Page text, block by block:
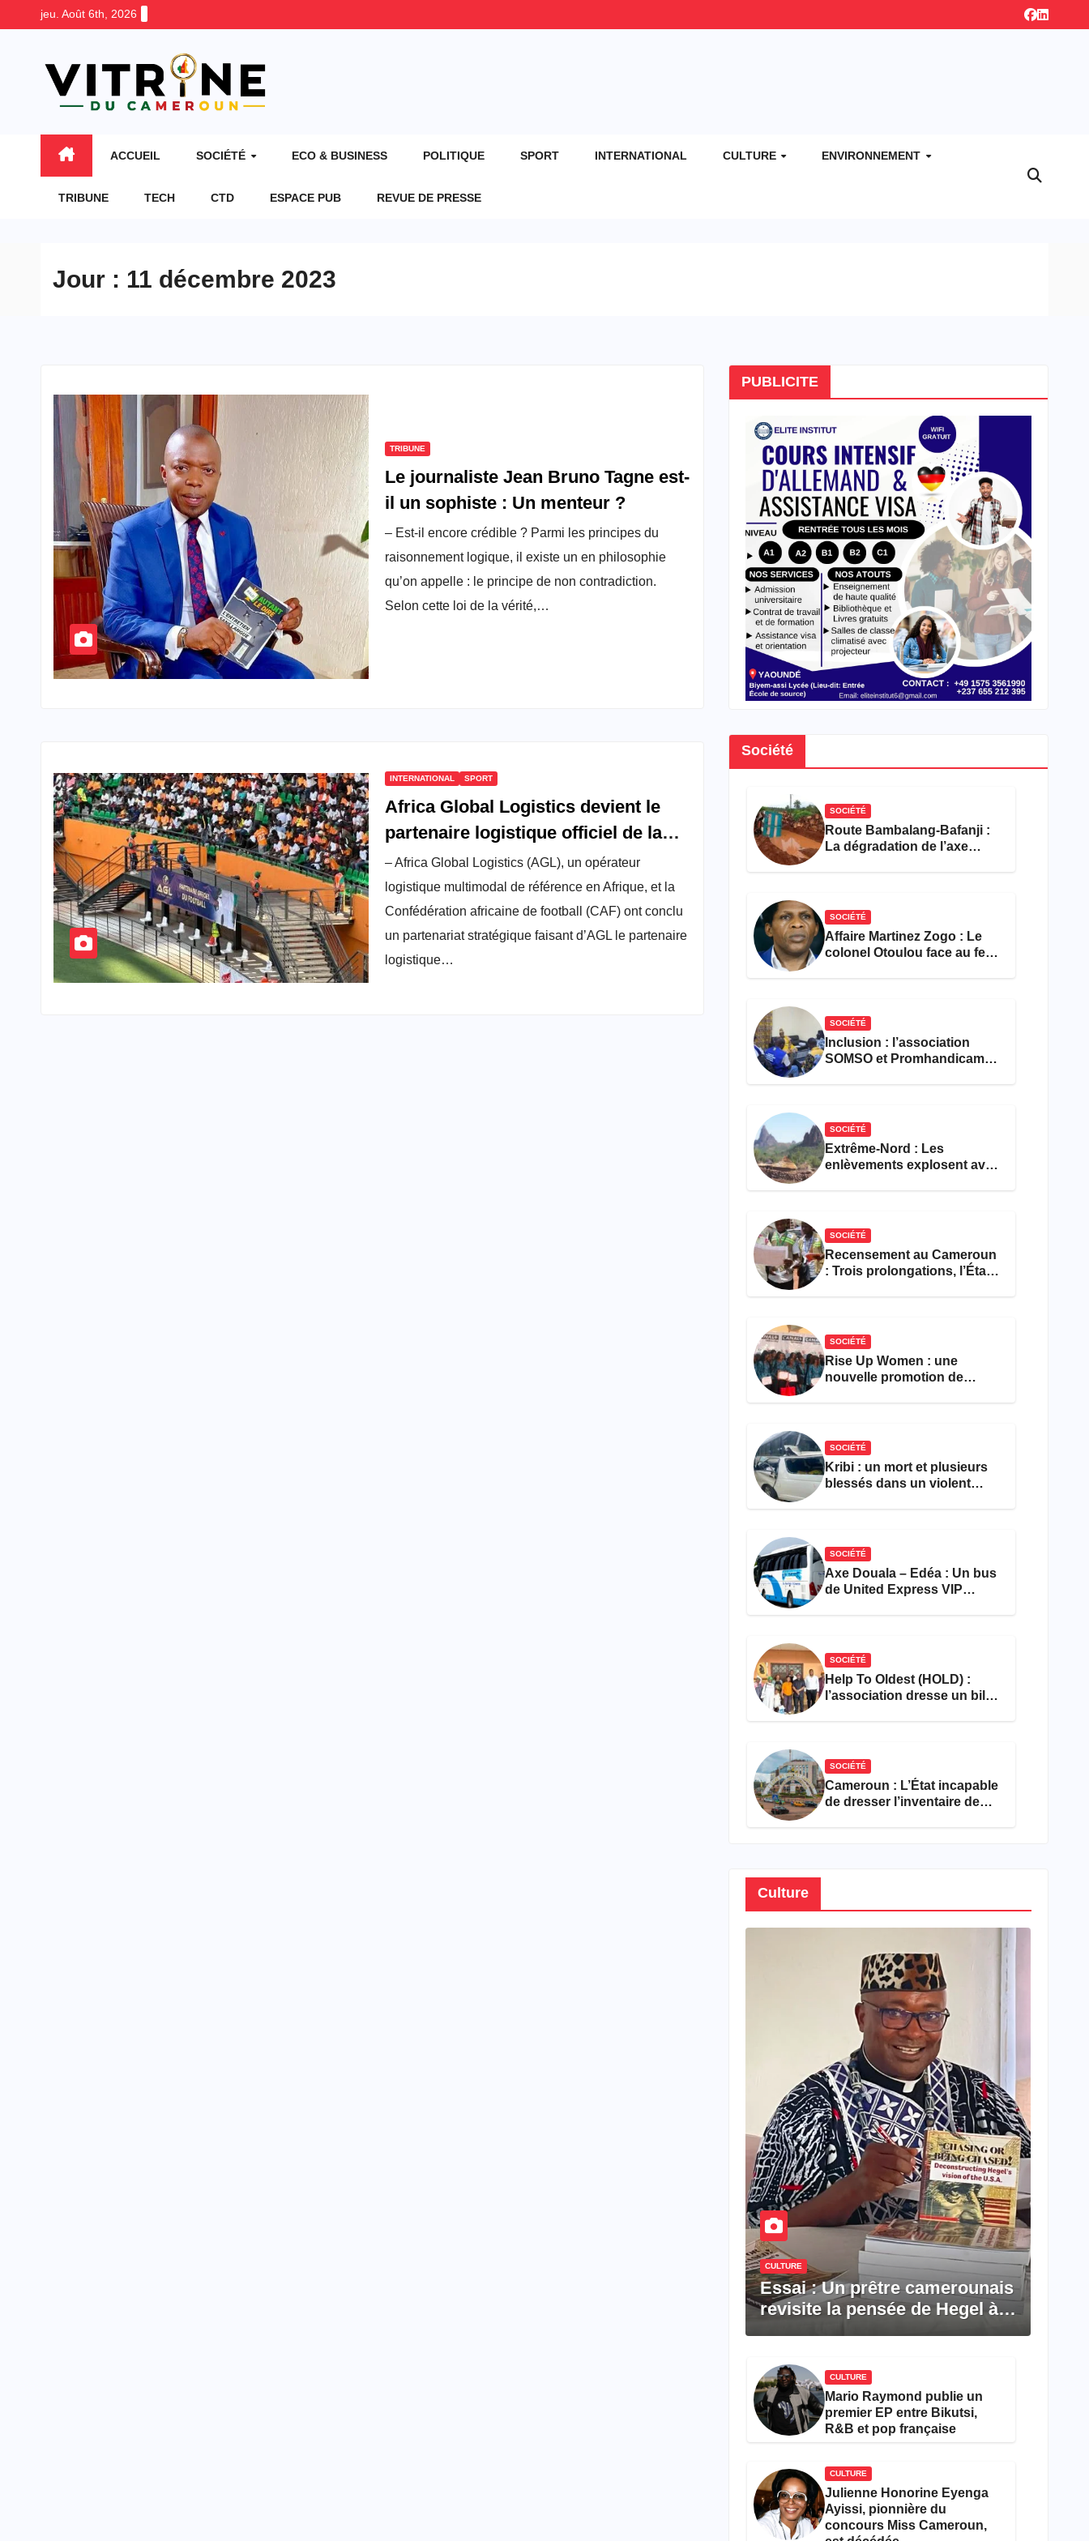
jeu. Août 6th, 2026
ACCUEIL SOCIÉTÉ ECO & BUSINESS POLITIQUE SPORT INTERNATIONAL CULTURE ENVIRONNEMENT
TRIBUNE TECH CTD ESPACE PUB REVUE DE PRESSE
Jour : 11 décembre 2023
TRIBUNE
Le journaliste Jean Bruno Tagne est-
il un sophiste : Un menteur ?
– Est-il encore crédible ? Parmi les principes du
raisonnement logique, il existe un en philosophie
qu’on appelle : le principe de non contradiction.
Selon cette loi de la vérité,…
INTERNATIONAL SPORT
Africa Global Logistics devient le
partenaire logistique officiel de la
CAF
– Africa Global Logistics (AGL), un opérateur
logistique multimodal de référence en Afrique, et la
Confédération africaine de football (CAF) ont conclu
un partenariat stratégique faisant d’AGL le partenaire
logistique…
PUBLICITE
Société
SOCIÉTÉ
Route Bambalang-Bafanji :
La dégradation de l’axe
SOCIÉTÉ
Affaire Martinez Zogo : Le
colonel Otoulou face au feu
SOCIÉTÉ
Inclusion : l’association
SOMSO et Promhandicam
SOCIÉTÉ
Extrême-Nord : Les
enlèvements explosent avec
SOCIÉTÉ
Recensement au Cameroun
: Trois prolongations, l’État
SOCIÉTÉ
Rise Up Women : une
nouvelle promotion de
SOCIÉTÉ
Kribi : un mort et plusieurs
blessés dans un violent
SOCIÉTÉ
Axe Douala – Edéa : Un bus
de United Express VIP
SOCIÉTÉ
Help To Oldest (HOLD) :
l’association dresse un bilan
SOCIÉTÉ
Cameroun : L’État incapable
de dresser l’inventaire de
Culture
CULTURE
Essai : Un prêtre camerounais
revisite la pensée de Hegel à
CULTURE
Mario Raymond publie un
premier EP entre Bikutsi,
R&B et pop française
CULTURE
Julienne Honorine Eyenga
Ayissi, pionnière du
concours Miss Cameroun,